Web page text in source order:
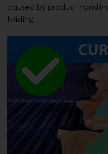
caused by product
twisting.